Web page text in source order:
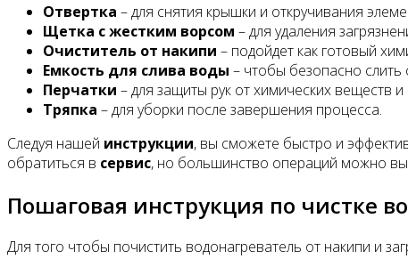
Отвертка – для снятия крышки и откручивания
Щетка с жестким ворсом – для удаления
Очиститель от накипи – подойдет как готовый
Емкость для слива воды – чтобы безопасно слить
Перчатки – для защиты рук от химических веществ и
Тряпка – для уборки после завершения процесса.
Следуя нашей инструкции, вы сможете быстро и
обратиться в сервис, но большинство операций можно
Пошаговая инструкция по чистке
Для того чтобы почистить водонагреватель от накипи и